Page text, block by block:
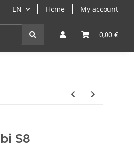
EN Home My account
0,00 €
Grill- & Paella-Course
S8